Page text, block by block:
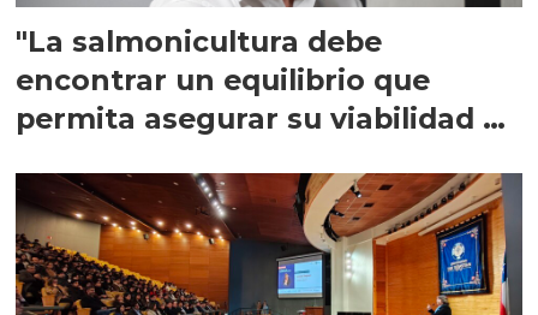
"La salmonicultura debe
encontrar un equilibrio que
permita asegurar su viabilidad de